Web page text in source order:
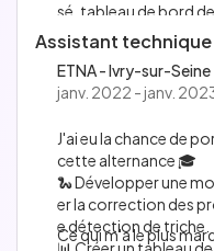
sé, tableau de bord
fs (écriture, écoute,
son Speech-to-Text
on.
Stack : Typescript,
Assistant
ETNA - Ivry-sur-Seine
janv. 2022 - janv. 2023
J'ai eu la chance de
cette alternance 🎓
🐍 Développer une
er la correction des
e détection de triche.
Ce qui m'a le plus